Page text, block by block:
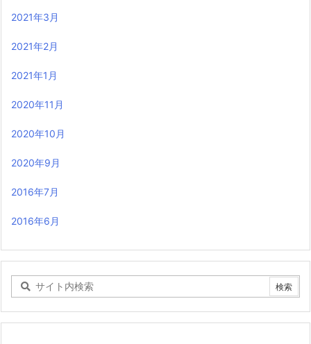
2021年3月
2021年2月
2021年1月
2020年11月
2020年10月
2020年9月
2016年7月
2016年6月